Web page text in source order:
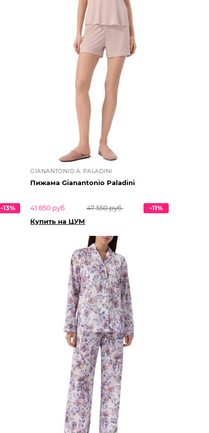
-13%
GIANANTONIO A. PALADINI
Пижама Gianantonio Paladini
41 850 руб. 47 550 руб.
-11%
Купить на ЦУМ